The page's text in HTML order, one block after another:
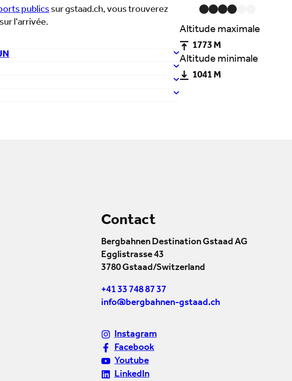
publics sur gstaad.ch, vous trouverez
l'arrivée.
Altitude maximale
1773 M
Altitude minimale
1041 M
Contact
Bergbahnen Destination Gstaad AG
Egglistrasse 43
3780 Gstaad/Switzerland
+41 33 748 87 37
info@bergbahnen-gstaad.ch
Instagram
Facebook
Youtube
LinkedIn